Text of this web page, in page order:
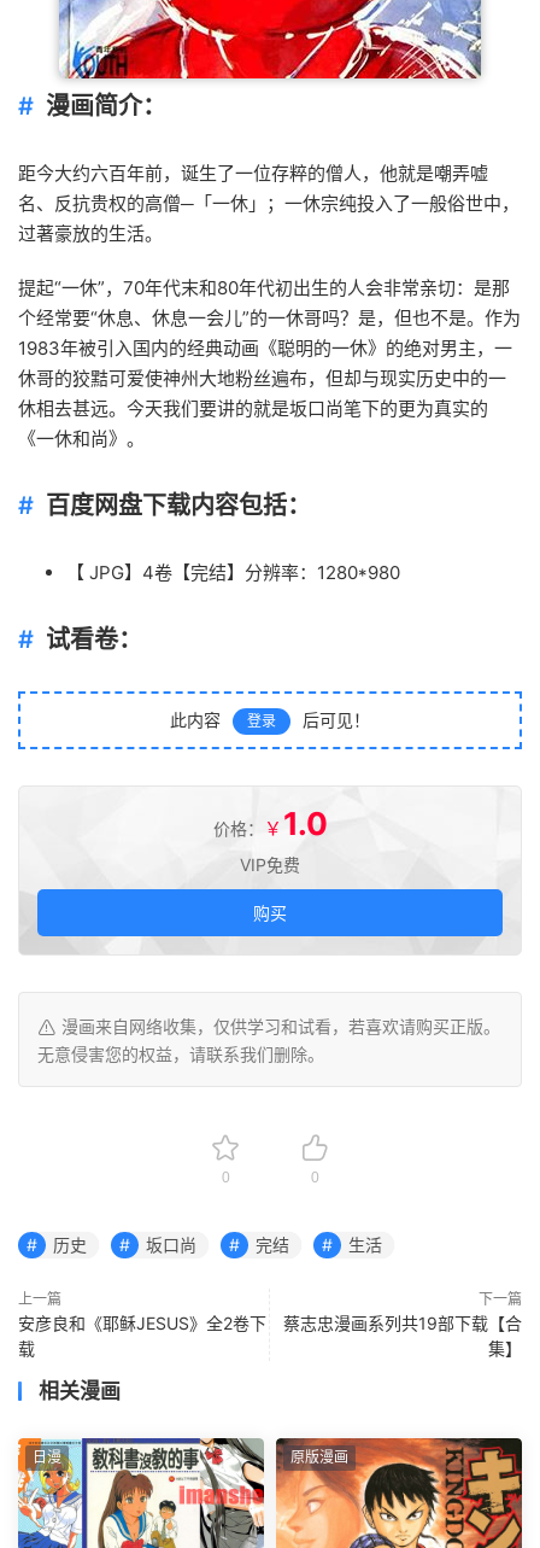
漫画简介：
距今大约六百年前，诞生了一位存粹的僧人，他就是嘲弄嘘
名、反抗贵权的高僧─「一休」；一休宗纯投入了一般俗世中，
过著豪放的生活。
提起“一休”，70年代末和80年代初出生的人会非常亲切：是那
个经常要“休息、休息一会儿”的一休哥吗？是，但也不是。作为
1983年被引入国内的经典动画《聪明的一休》的绝对男主，一
休哥的狡黠可爱使神州大地粉丝遍布，但却与现实历史中的一
休相去甚远。今天我们要讲的就是坂口尚笔下的更为真实的
《一休和尚》。
百度网盘下载内容包括：
【 JPG】4卷【完结】分辨率：1280*980
试看卷：
此内容 登录 后可见！
价格： ￥1.0
VIP免费
购买
漫画来自网络收集，仅供学习和试看，若喜欢请购买正版。
无意侵害您的权益，请联系我们删除。
0 0
历史 坂口尚 完结 生活
上一篇
安彦良和《耶稣JESUS》全2卷下
载
下一篇
蔡志忠漫画系列共19部下载【合
集】
相关漫画
日漫 原版漫画